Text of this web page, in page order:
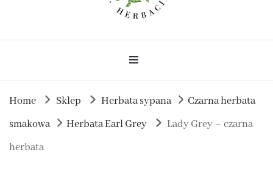
Herbaciarnia Art-Tea
Home Sklep Herbata sypana
Czarna herbata
smakowa
Herbata Earl Grey
Lady Grey – czarna
herbata